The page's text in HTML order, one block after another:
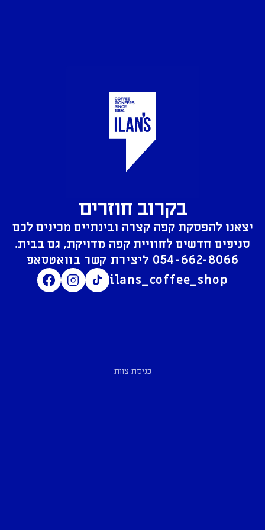
בקרוב חוזרים
יצאנו להפסקת קפה קצרה ובינתיים מכינים לכם
סניפים חדשים לחוויית קפה מדויקת, גם בבית.
054-662-8066
ilans_coffee_shop
כניסת צוות